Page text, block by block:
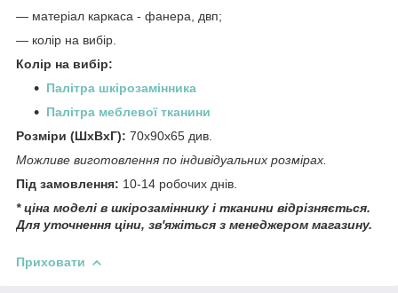
― матеріал каркаса - фанера, двп;
― колір на вибір.
Колір на вибір:
Палітра шкірозамінника
Палітра меблевої тканини
Розміри (ШхВхГ): 70х90х65 див.
Можливе виготовлення по індивідуальних розмірах.
Під замовлення: 10-14 робочих днів.
* ціна моделі в шкірозаміннику і тканини відрізняється.
Для уточнення ціни, зв'яжіться з менеджером магазину.
Приховати